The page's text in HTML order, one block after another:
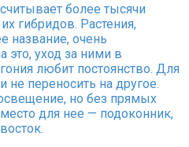
более тысячи
гибридов. Растения,
название, очень
это, уход за ними в
любит постоянство. Для
переносить на другое.
но без прямых
для нее — подоконник,